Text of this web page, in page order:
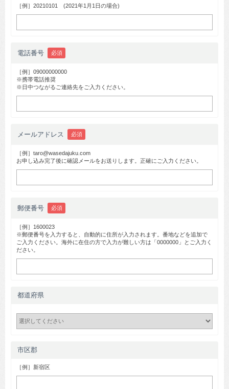
［例］20210101 (2021年1月1日の場合)
電話番号 必須
［例］09000000000
※携帯電話推奨
※日中つながるご連絡先をご入力ください。
メールアドレス 必須
［例］taro@wasedajuku.com
お申し込み完了後に確認メールをお送りします。正確にご入力ください。
郵便番号 必須
［例］1600023
※郵便番号を入力すると、自動的に住所が入力されます。番地などを追加で
ご入力ください。海外に在住の方で入力が難しい方は「0000000」とご入力く
ださい。
都道府県
市区郡
［例］新宿区